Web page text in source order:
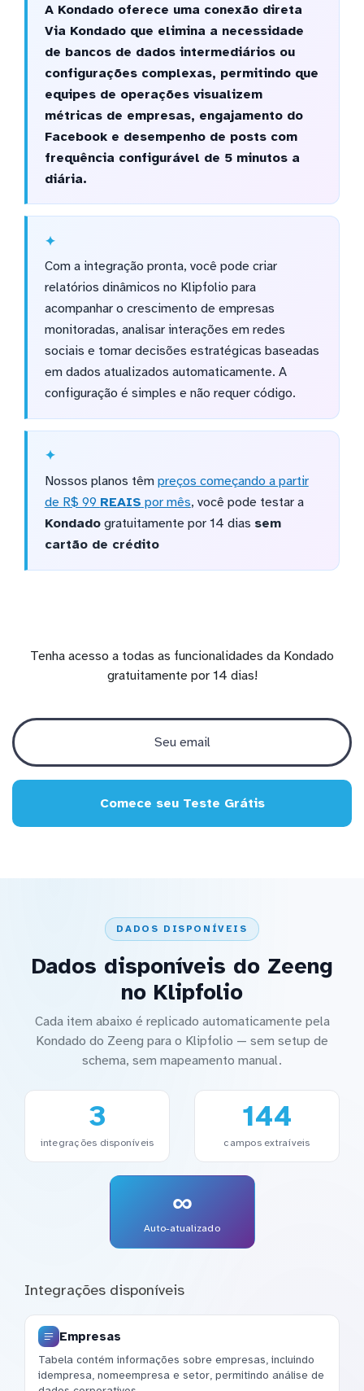
A Kondado oferece uma conexão direta
Via Kondado que elimina a necessidade
de bancos de dados intermediários ou
configurações complexas, permitindo que
equipes de operações visualizem
métricas de empresas, engajamento do
Facebook e desempenho de posts com
frequência configurável de 5 minutos a
diária.
Com a integração pronta, você pode criar
relatórios dinâmicos no Klipfolio para
acompanhar o crescimento de empresas
monitoradas, analisar interações em redes
sociais e tomar decisões estratégicas baseadas
em dados atualizados automaticamente. A
configuração é simples e não requer código.
Nossos planos têm preços começando a partir
de R$ 99 REAIS por mês, você pode testar a
Kondadogratuitamente por 14 dias sem
cartão de crédito
Tenha acesso a todas as funcionalidades da Kondado
gratuitamente por 14 dias!
Comece seu Teste Grátis
DADOS DISPONÍVEIS
Dados disponíveis do Zeeng
no Klipfolio
Cada item abaixo é replicado automaticamente pela
Kondado do Zeeng para o Klipfolio — sem setup de
schema, sem mapeamento manual.
3
integrações disponíveis
144
campos extraíveis
∞
Auto-atualizado
Integrações disponíveis
Empresas
Tabela contém informações sobre empresas, incluindo
idempresa, nomeempresa e setor, permitindo análise de